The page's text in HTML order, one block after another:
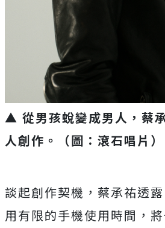
▲ 從男孩蛻變成男人，蔡
人創作。（圖：滾石唱片）
談起創作契機，蔡承祐透
用有限的手機使用時間，